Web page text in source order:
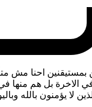
بمستيقنين احنا مش
الاخرة بل هم منها
لا يؤمنون بالله